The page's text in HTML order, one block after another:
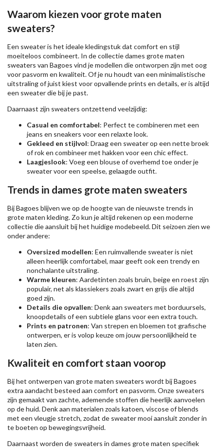
Waarom kiezen voor grote maten
sweaters?
Een sweater is het ideale kledingstuk dat comfort en stijl
moeiteloos combineert. In de collectie dames grote maten
sweaters van Bagoes vind je modellen die ontworpen zijn met oog
voor pasvorm en kwaliteit. Of je nu houdt van een minimalistische
uitstraling of juist kiest voor opvallende prints en details, er is altijd
een sweater die bij je past.
Daarnaast zijn sweaters ontzettend veelzijdig:
Casual en comfortabel: Perfect te combineren met een
jeans en sneakers voor een relaxte look.
Gekleed en stijlvol: Draag een sweater op een nette broek
of rok en combineer met hakken voor een chic effect.
Laagjeslook: Voeg een blouse of overhemd toe onder je
sweater voor een speelse, gelaagde outfit.
Trends in dames grote maten sweaters
Bij Bagoes blijven we op de hoogte van de nieuwste trends in
grote maten kleding. Zo kun je altijd rekenen op een moderne
collectie die aansluit bij het huidige modebeeld. Dit seizoen zien we
onder andere:
Oversized modellen: Een ruimvallende sweater is niet
alleen heerlijk comfortabel, maar geeft ook een trendy en
nonchalante uitstraling.
Warme kleuren: Aardetinten zoals bruin, beige en roest zijn
populair, net als klassiekers zoals zwart en grijs die altijd
goed zijn.
Details die opvallen: Denk aan sweaters met borduursels,
knoopdetails of een subtiele glans voor een extra touch.
Prints en patronen: Van strepen en bloemen tot grafische
ontwerpen, er is volop keuze om jouw persoonlijkheid te
laten zien.
Kwaliteit en comfort staan voorop
Bij het ontwerpen van grote maten sweaters wordt bij Bagoes
extra aandacht besteed aan comfort en pasvorm. Onze sweaters
zijn gemaakt van zachte, ademende stoffen die heerlijk aanvoelen
op de huid. Denk aan materialen zoals katoen, viscose of blends
met een vleugje stretch, zodat de sweater mooi aansluit zonder in
te boeten op bewegingsvrijheid.
Daarnaast worden de sweaters in dames grote maten specifiek